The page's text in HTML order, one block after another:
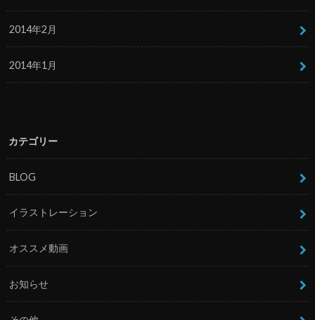
2014年2月
2014年1月
カテゴリー
BLOG
イラストレーション
オススメ動画
お知らせ